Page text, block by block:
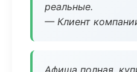
реальные.
— Клиент
Афиша полная,